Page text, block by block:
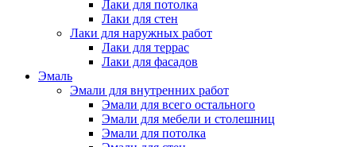
Лаки для потолка
Лаки для стен
Лаки для наружных работ
Лаки для террас
Лаки для фасадов
Эмаль
Эмали для внутренних работ
Эмали для всего остального
Эмали для мебели и столешниц
Эмали для потолка